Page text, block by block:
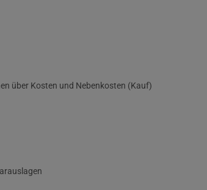
über Kosten und Nebenkosten (Kauf)